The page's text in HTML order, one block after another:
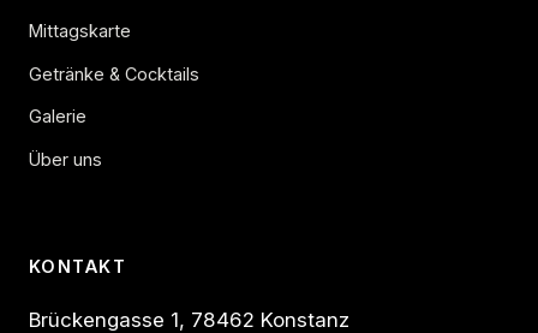
Mittagskarte
Getränke & Cocktails
Galerie
Über uns
KONTAKT
Brückengasse 1, 78462 Konstanz